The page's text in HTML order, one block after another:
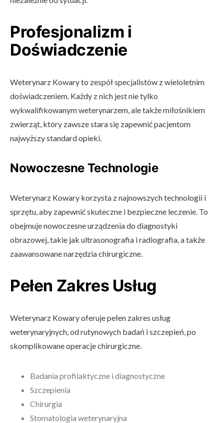
Profesjonalizm i
Doświadczenie
Weterynarz Kowary to zespół specjalistów z wieloletnim
doświadczeniem. Każdy z nich jest nie tylko
wykwalifikowanym weterynarzem, ale także miłośnikiem
zwierząt, który zawsze stara się zapewnić pacjentom
najwyższy standard opieki.
Nowoczesne Technologie
Weterynarz Kowary korzysta z najnowszych technologii i
sprzętu, aby zapewnić skuteczne i bezpieczne leczenie. To
obejmuje nowoczesne urządzenia do diagnostyki
obrazowej, takie jak ultrasonografia i radiografia, a także
zaawansowane narzędzia chirurgiczne.
Pełen Zakres Usług
Weterynarz Kowary oferuje pełen zakres usług
weterynaryjnych, od rutynowych badań i szczepień, po
skomplikowane operacje chirurgiczne.
Badania profilaktyczne i diagnostyczne
Szczepienia
Chirurgia
Stomatologia weterynaryjna